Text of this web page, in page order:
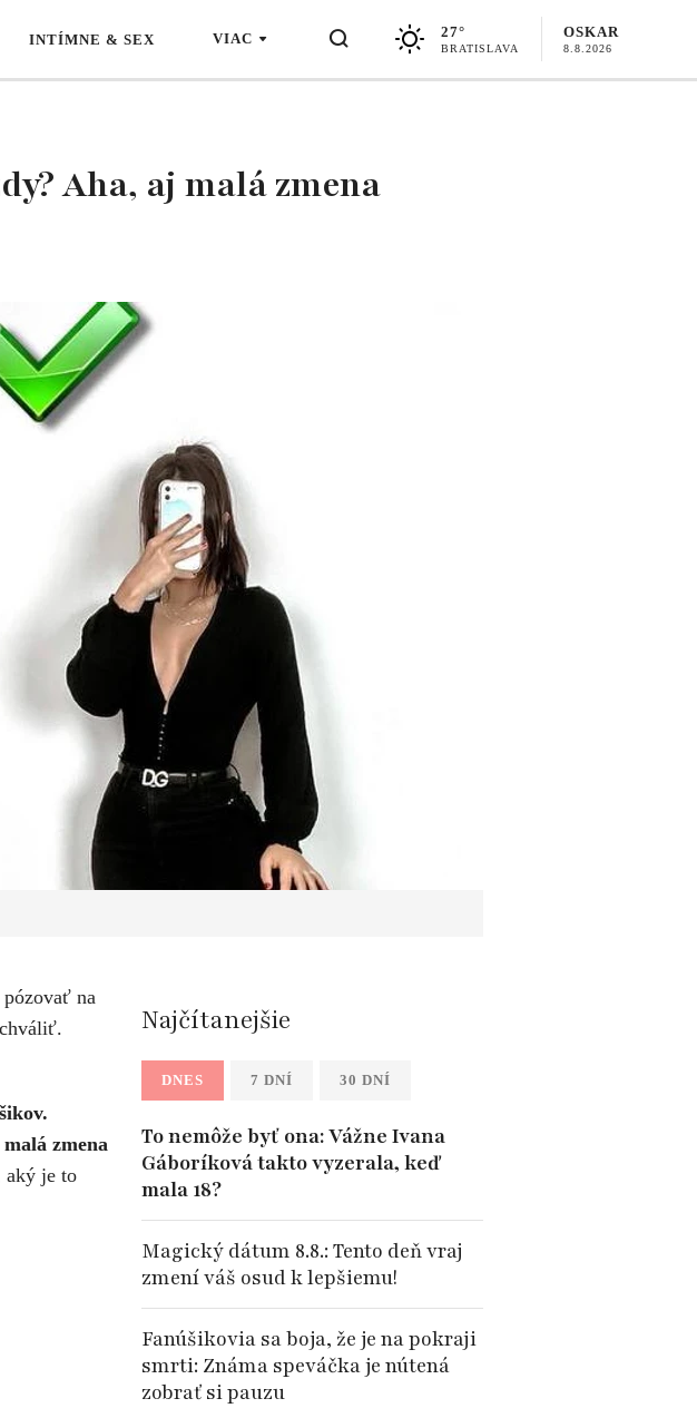
INTÍMNE & SEX VIAC 27°
BRATISLAVA
OSKAR
8.8.2026
Aha, aj malá zmena
na
zmena
aký je to
Najčítanejšie
DNES 7 DNÍ 30 DNÍ
To nemôže byť ona: Vážne Ivana
Gáboríková takto vyzerala, keď
mala 18?
Magický dátum 8.8.: Tento deň vraj
zmení váš osud k lepšiemu!
Fanúšikovia sa boja, že je na pokraji
smrti: Známa speváčka je nútená
zobrať si pauzu